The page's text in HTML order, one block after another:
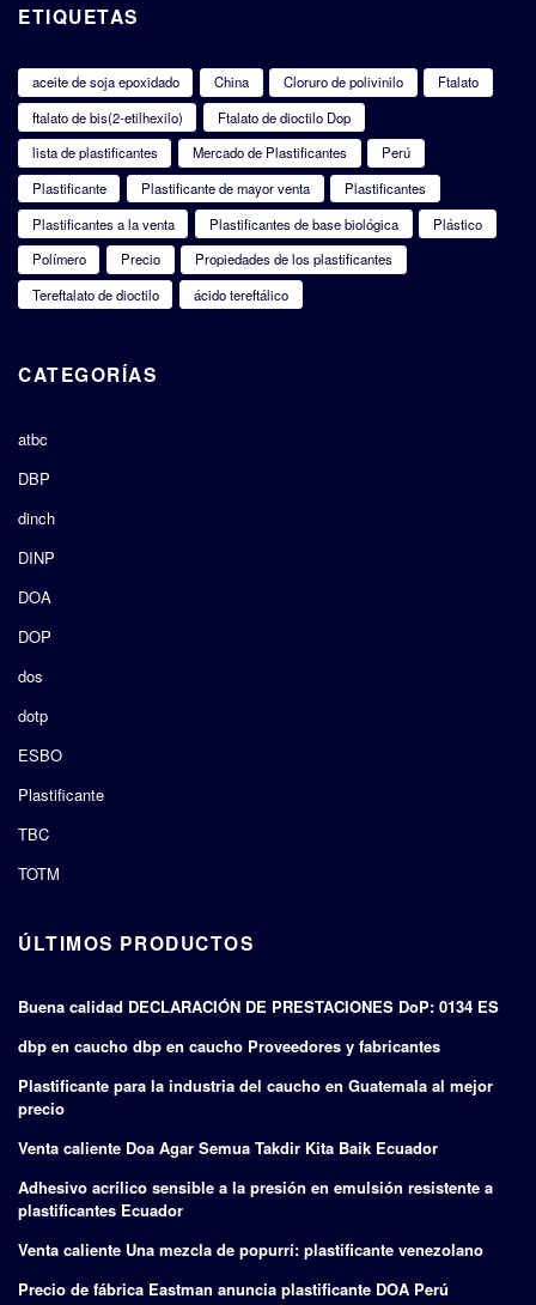
ETIQUETAS
aceite de soja epoxidado China Cloruro de polivinilo
Ftalato
ftalato de bis(2-etilhexilo)
Ftalato de dioctilo Dop
lista de plastificantes
Mercado de Plastificantes
Perú
Plastificante
Plastificante de mayor venta
Plastificantes
Plastificantes a la venta
Plastificantes de base biológica
Plástico
Polímero
Precio
Propiedades de los plastificantes
Tereftalato de dioctilo
ácido tereftálico
CATEGORÍAS
atbc
DBP
dinch
DINP
DOA
DOP
dos
dotp
ESBO
Plastificante
TBC
TOTM
ÚLTIMOS PRODUCTOS
Buena calidad DECLARACIÓN DE PRESTACIONES DoP: 0134 ES
dbp en caucho dbp en caucho Proveedores y fabricantes
Plastificante para la industria del caucho en Guatemala al mejor
precio
Venta caliente Doa Agar Semua Takdir Kita Baik Ecuador
Adhesivo acrílico sensible a la presión en emulsión resistente a
plastificantes Ecuador
Venta caliente Una mezcla de popurrí: plastificante venezolano
Precio de fábrica Eastman anuncia plastificante DOA Perú